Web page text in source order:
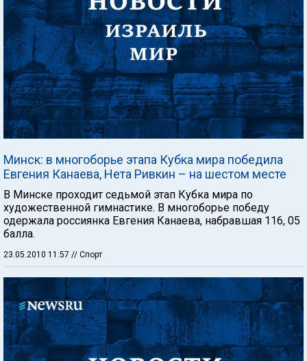
Минск: в многоборье этапа Кубка мира победила
Евгения Канаева, Нета Ривкин – на шестом месте
В Минске проходит седьмой этап Кубка мира по
художественной гимнастике. В многоборье победу
одержала россиянка Евгения Канаева, набравшая 116, 05
балла.
23.05.2010 11:57 // Спорт